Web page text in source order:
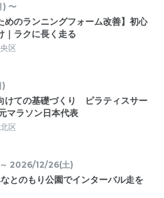
〜
めのランニングフォーム改善】初心
｜ラクに長く走る
区
)
けての基礎づくり ピラティスサー
マラソン日本代表
区
2026/12/26(土)
なとのもり公園でインターバル走を